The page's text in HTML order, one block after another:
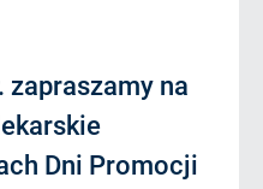
zapraszamy na
Dni Promocji